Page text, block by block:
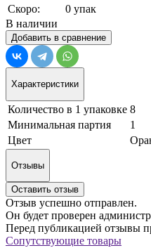
Скоро:
0 упак
В наличии
Добавить в сравнение
Характеристики
Количество в 1 упаковке 8
Минимальная партия
1
Цвет
Отзывы
Оставить отзыв
Отзыв успешно отправлен.
Он будет проверен
Перед публикацией отзывы
Сопутствующие товары